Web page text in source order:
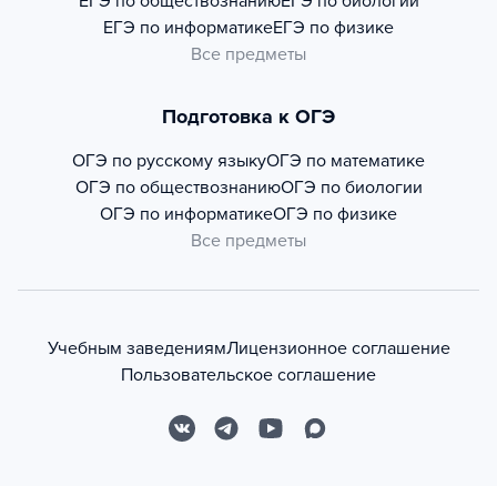
ЕГЭ по информатикеЕГЭ по физике
Все предметы
Подготовка к ОГЭ
ОГЭ по русскому языкуОГЭ по математике
ОГЭ по обществознаниюОГЭ по биологии
ОГЭ по информатикеОГЭ по физике
Все предметы
Учебным заведениямЛицензионное соглашение
Пользовательское соглашение